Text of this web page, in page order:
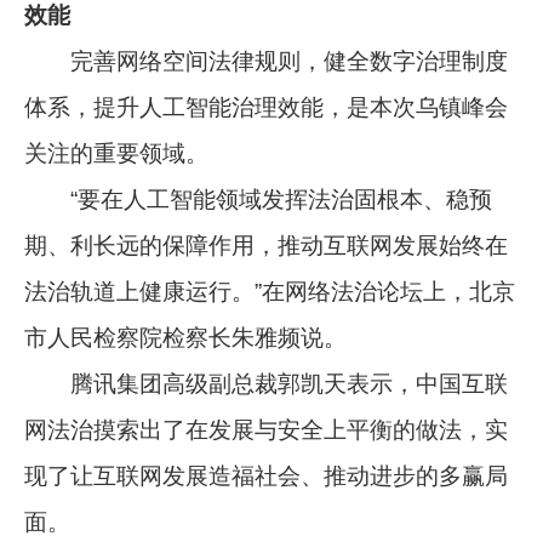
效能
完善网络空间法律规则，健全数字治理制度
体系，提升人工智能治理效能，是本次乌镇峰会
关注的重要领域。
“要在人工智能领域发挥法治固根本、稳预
期、利长远的保障作用，推动互联网发展始终在
法治轨道上健康运行。”在网络法治论坛上，北京
市人民检察院检察长朱雅频说。
腾讯集团高级副总裁郭凯天表示，中国互联
网法治摸索出了在发展与安全上平衡的做法，实
现了让互联网发展造福社会、推动进步的多赢局
面。